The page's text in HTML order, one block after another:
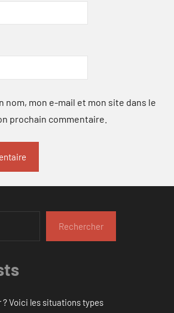
nom, mon e-mail et mon site dans le
prochain commentaire.
Rechercher
Voici les situations types